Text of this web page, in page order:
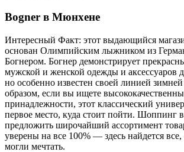
Bogner в Мюнхене
Интересный Факт: этот выдающийся
основан Олимпийским лыжником из
Богнером. Богнер демонстрирует
мужской и женской одежды и аксессуаров
но особенно известен своей линией
образом, если вы ищете
принадлежности, этот классический
первое место, куда стоит пойти.
предложить широчайший ассортимент
уверены на все 100% — здесь найдется
могли мечтать.